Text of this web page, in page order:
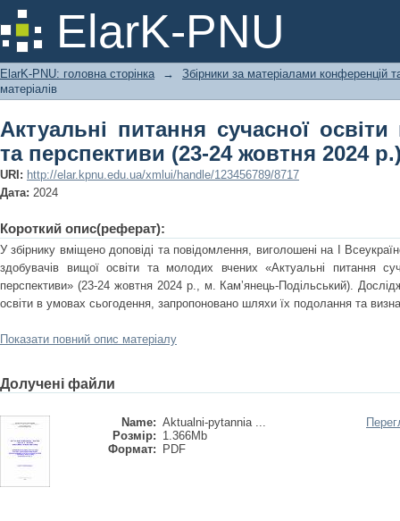
ElarK-PNU
Актуальні питання сучасної
жовтня 2024 р.)
ElarK-PNU: головна сторінка →
Збірники за матеріалами конференцій
матеріалів
Актуальні питання сучасної
та перспективи (23-24 жовтня 2024
URI: http://elar.kpnu.edu.ua/xmlui/handle/123456789/8717
Дата: 2024
Короткий опис(реферат):
У збірнику вміщено доповіді та повідомлення, виголошені на І
здобувачів вищої освіти та молодих вчених «Актуальні питання
перспективи» (23-24 жовтня 2024 р., м. Камʼянець-Подільський).
освіти в умовах сьогодення, запропоновано шляхи їх подолання та
Показати повний опис матеріалу
Долучені файли
Name: Aktualni-pytannia ...
Розмір: 1.366Mb
Формат:
PDF